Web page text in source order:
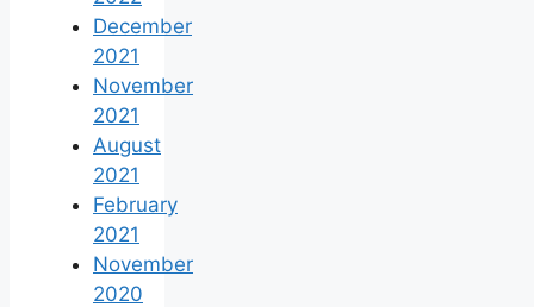
December
2021
November
2021
August
2021
February
2021
November
2020